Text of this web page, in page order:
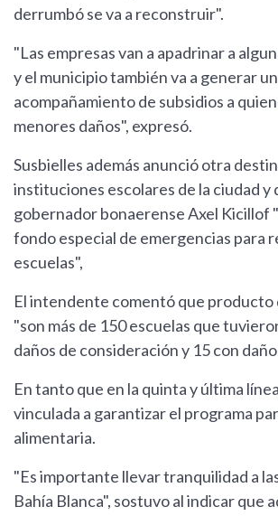
derrumbó se va a reconstruir".
"Las empresas van a apadrinar a
y el municipio también va a generar un
acompañamiento de subsidios a
menores daños", expresó.
Susbielles además anunció otra
instituciones escolares de la ciudad y
gobernador bonaerense Axel Kicillof
fondo especial de emergencias para
escuelas",
El intendente comentó que producto
"son más de 150 escuelas que
daños de consideración y 15 con
En tanto que en la quinta y última
vinculada a garantizar el programa
alimentaria.
"Es importante llevar tranquilidad a
Bahía Blanca", sostuvo al indicar que